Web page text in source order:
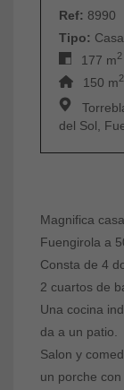
Ref: 8990
Tipo: Casa
177 m2
150 m2
del Sol,
Magnifica
Fuengirola a
Consta de 4
2 cuartos de
Una cocina
da a un patio.
Salon y
un porche con